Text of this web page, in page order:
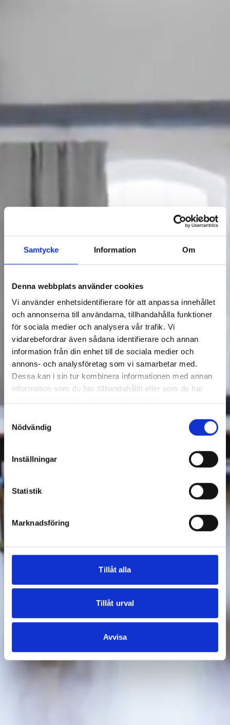
Samtycke Information Om
Denna webbplats använder cookies
Vi använder enhetsidentifierare för att anpassa innehållet
och annonserna till användarna, tillhandahålla funktioner
för sociala medier och analysera vår trafik. Vi
vidarebefordrar även sådana identifierare och annan
information från din enhet till de sociala medier och
annons- och analysföretag som vi samarbetar med.
Dessa kan i sin tur kombinera informationen med annan
information som du har tillhandahållit eller som de har
Nödvändig
Inställningar
Statistik
Marknadsföring
Tillåt alla
Tillåt urval
Avvisa